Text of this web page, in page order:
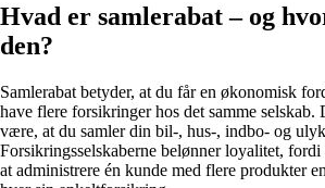
Hvad er samlerabat – og
den?
Samlerabat betyder, at du får en økonomisk
have flere forsikringer hos det samme selskab.
være, at du samler din bil-, hus-, indbo- og
Forsikringsselskaberne belønner loyalitet,
at administrere én kunde med flere produkter